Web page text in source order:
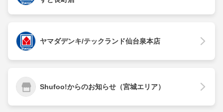
ヤマダデンキ/テックランド仙台泉本店
Shufoo!からのお知らせ（宮城エリア）